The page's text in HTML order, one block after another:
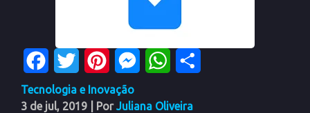
FacebookTwitter PinterestMessengerWhatsApp
Tecnologia e Inovação
3 de jul, 2019
| PorJuliana Oliveira